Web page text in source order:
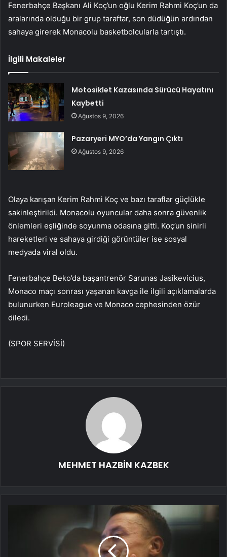
Fenerbahçe Başkanı Ali Koç’un oğlu Kerim Rahmi Koç’un da
aralarında olduğu bir grup taraftar, son düdüğün ardından
sahaya girerek Monacolu basketbolcularla tartıştı.
İlgili Makaleler
Motosiklet Kazasında Sürücü Hayatını
Kaybetti
Ağustos 9, 2026
Pazaryeri MYO’da Yangın Çıktı
Ağustos 9, 2026
Olaya karışan Kerim Rahmi Koç ve bazı taraflar güçlükle
sakinleştirildi. Monacolu oyuncular daha sonra güvenlik
önlemleri eşliğinde soyunma odasına gitti. Koç’un sinirli
hareketleri ve sahaya girdiği görüntüler ise sosyal
medyada viral oldu.
Fenerbahçe Beko’da başantrenör Sarunas Jasikevicius,
Monaco maçı sonrası yaşanan kavga ile ilgili açıklamalarda
bulunurken Euroleague ve Monaco cephesinden özür
diledi.
(SPOR SERVİSİ)
MEHMET HAZBİN KAZBEK